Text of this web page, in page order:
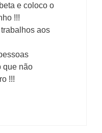
e coloco o
!!!
aos
que não
!!!